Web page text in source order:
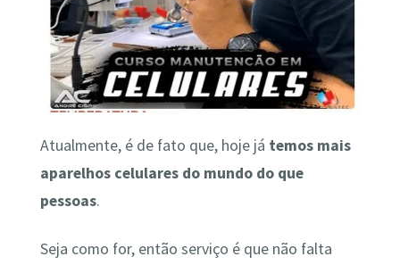
Atualmente, é de fato que, hoje já temos mais
aparelhos celulares do mundo do que
pessoas.
Seja como for, então serviço é que não falta